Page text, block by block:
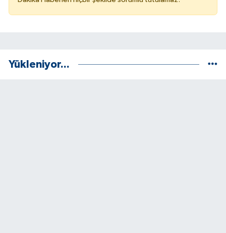
Yükleniyor...